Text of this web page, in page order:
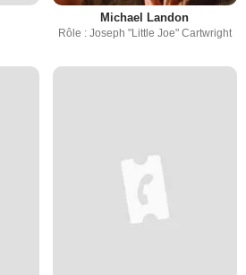
Michael Landon
Rôle : Joseph "Little Joe" Cartwright